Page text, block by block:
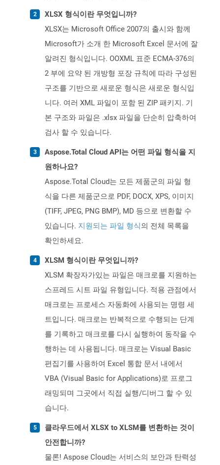
XLSX 형식이란 무엇입니까?
XLSX는 Microsoft Office 2007의 출시와 함께
Microsoft가 소개 한 Microsoft Excel 문서에 잘
알려진 형식입니다. OOXML 표준 ECMA-376의
2 부에 요약 된 개방형 포장 규칙에 따라 구성된
구조를 기반으로 새로운 형식은 새로운 형식입
니다. 여러 XML 파일이 포함 된 ZIP 패키지. 기
본 구조와 파일은 .xlsx 파일을 단순히 압축하여
검사 할 수 있습니다.
Aspose.Total Cloud API는 어떤 파일 형식을 지
원하나요?
Aspose.Total Cloud는 모든 제품군의 파일 형
식을 다른 제품군으로 PDF, DOCX, XPS, 이미지
(TIFF, JPEG, PNG BMP), MD 등으로 변환할 수
있습니다. 지원되는 파일 형식의 전체 목록을
확인하세요.
XLSM 형식이란 무엇입니까?
XLSM 확장자가있는 파일은 매크로를 지원하는
스프레드 시트 파일 유형입니다. 적용 관점에서
매크로는 프로세스 자동화에 사용되는 명령 세
트입니다. 매크로는 반복적으로 수행되는 단계
를 기록하고 매크로를 다시 실행하여 동작을 수
행하는 데 사용됩니다. 매크로는 Visual Basic
편집기를 사용하여 Excel 통합 문서 내에서
VBA (Visual Basic for Applications)로 프로그
래밍되며 그곳에서 직접 실행/디버그 할 수 있
습니다.
클라우드에서 XLSX to XLSM를 변환하는 것이
안전합니까?
물론! Aspose Cloud는 서비스의 보안과 탄력성